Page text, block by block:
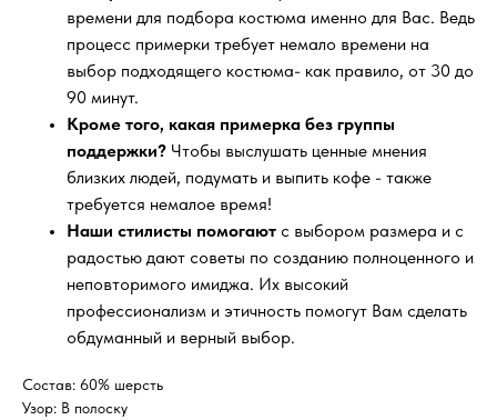
времени для подбора костюма именно для Вас. Ведь
процесс примерки требует немало времени на
выбор подходящего костюма- как правило, от 30 до
90 минут.
Кроме того, какая примерка без группы
поддержки? Чтобы выслушать ценные мнения
близких людей, подумать и выпить кофе - также
требуется немалое время!
Наши стилисты помогают с выбором размера и с
радостью дают советы по созданию полноценного и
неповторимого имиджа. Их высокий
профессионализм и этичность помогут Вам сделать
обдуманный и верный выбор.
Состав: 60% шерсть
Узор: В полоску